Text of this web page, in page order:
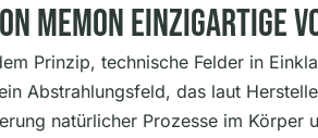
Memon Einzigartige
Prinzip, technische Felder in
Abstrahlungsfeld, das laut
natürlicher Prozesse im